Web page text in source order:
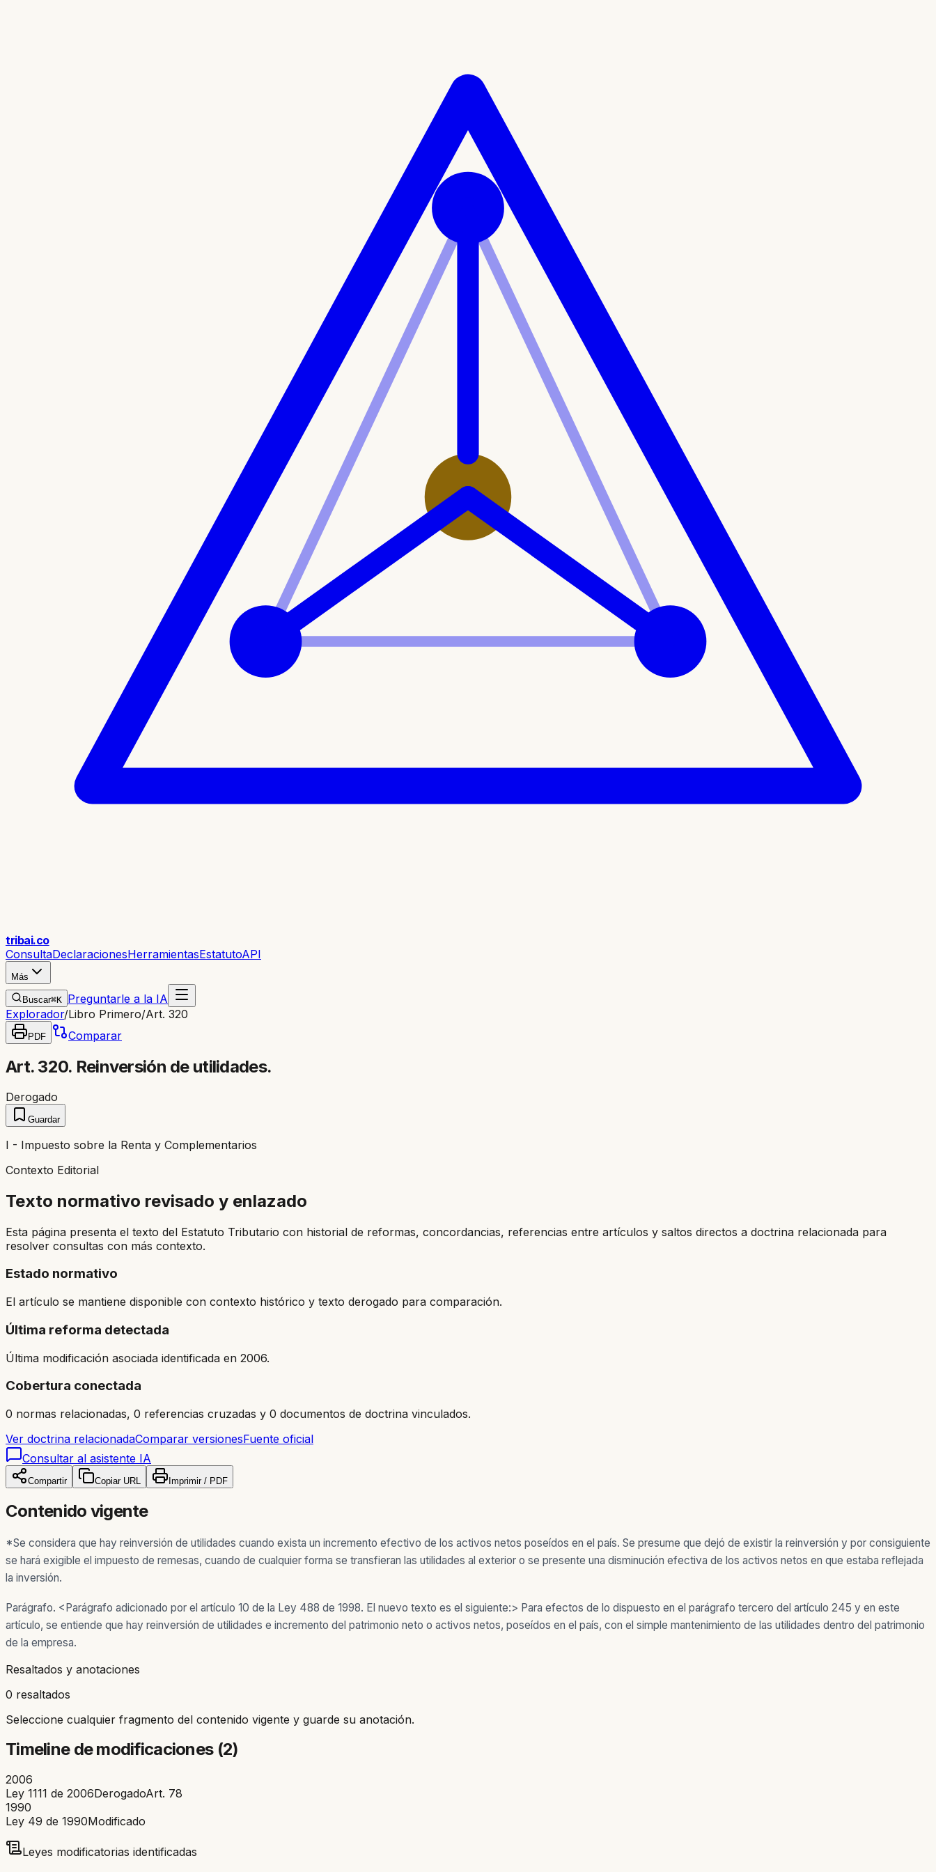
tribai.co
ConsultaDeclaracionesHerramientasEstatutoAPI
Más
Buscar⌘K Preguntarle a la IA
Explorador/Libro Primero/Art. 320
PDF Comparar
Art. 320. Reinversión de utilidades.
Derogado
Guardar
I - Impuesto sobre la Renta y Complementarios
Contexto Editorial
Texto normativo revisado y enlazado
Esta página presenta el texto del Estatuto Tributario con historial de reformas, concordancias, referencias entre artículos y saltos directos a doctrina relacionada para
resolver consultas con más contexto.
Estado normativo
El artículo se mantiene disponible con contexto histórico y texto derogado para comparación.
Última reforma detectada
Última modificación asociada identificada en 2006.
Cobertura conectada
0 normas relacionadas, 0 referencias cruzadas y 0 documentos de doctrina vinculados.
Ver doctrina relacionadaComparar versionesFuente oficial
Consultar al asistente IA
Compartir Copiar URL Imprimir / PDF
Contenido vigente
*Se considera que hay reinversión de utilidades cuando exista un incremento efectivo de los activos netos poseídos en el país. Se presume que dejó de existir la reinversión y por consiguiente
se hará exigible el impuesto de remesas, cuando de cualquier forma se transfieran las utilidades al exterior o se presente una disminución efectiva de los activos netos en que estaba reflejada
la inversión.
Parágrafo. <Parágrafo adicionado por el artículo 10 de la Ley 488 de 1998. El nuevo texto es el siguiente:> Para efectos de lo dispuesto en el parágrafo tercero del artículo 245 y en este
artículo, se entiende que hay reinversión de utilidades e incremento del patrimonio neto o activos netos, poseídos en el país, con el simple mantenimiento de las utilidades dentro del patrimonio
de la empresa.
Resaltados y anotaciones
0 resaltados
Seleccione cualquier fragmento del contenido vigente y guarde su anotación.
Timeline de modificaciones (2)
2006
Ley 1111 de 2006DerogadoArt. 78
1990
Ley 49 de 1990Modificado
Leyes modificatorias identificadas